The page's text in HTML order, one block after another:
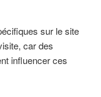
sur le site
car des
influencer ces